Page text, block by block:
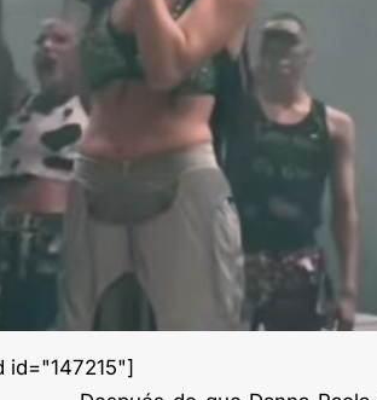
id="147215"]